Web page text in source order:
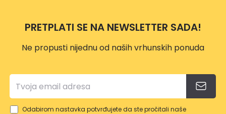
YE73
0
PRETPLATI SE NA NEWSLETTER SADA!
Ne propusti nijednu od naših vrhunskih ponuda
Odabirom nastavka potvrđujete da ste pročitali naše